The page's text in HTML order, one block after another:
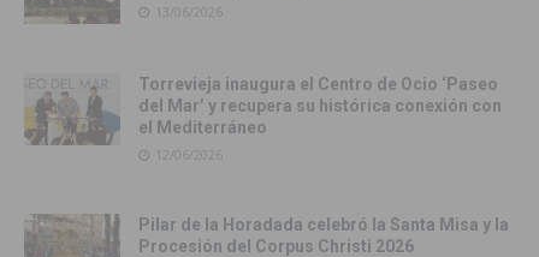
13/06/2026
Torrevieja inaugura el Centro de Ocio ‘Paseo
del Mar’ y recupera su histórica conexión con
el Mediterráneo
12/06/2026
Pilar de la Horadada celebró la Santa Misa y la
Procesión del Corpus Christi 2026